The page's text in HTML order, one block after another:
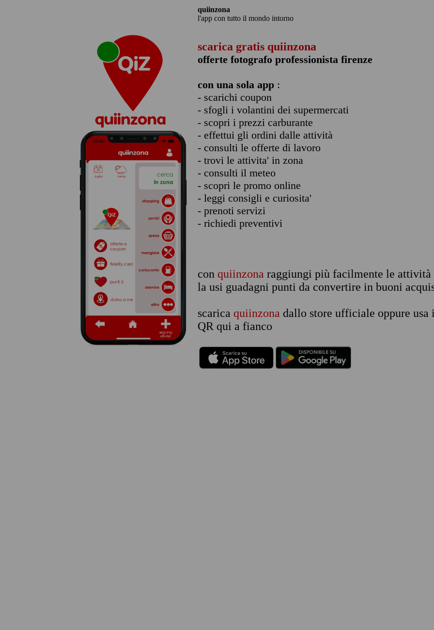
quiinzona
l'app con tutto il mondo intorno
scarica gratis quiinzona
offerte fotografo professionista firenze
con una sola app :
- scarichi coupon
- sfogli i volantini dei supermercati
- scopri i prezzi carburante
- effettui gli ordini dalle attività
- consulti le offerte di lavoro
- trovi le attivita' in zona
- consulti il meteo
- scopri le promo online
- leggi consigli e curiosita'
- prenoti servizi
- richiedi preventivi
con quiinzona raggiungi più facilmente le attività
la usi guadagni punti da convertire in buoni
scarica quiinzona dallo store ufficiale oppure usa
QR qui a fianco